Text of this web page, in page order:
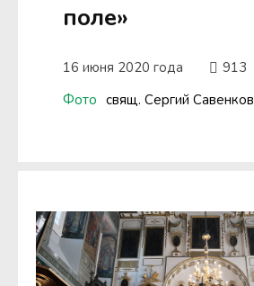
поле»
16 июня 2020 года
913
Фото свящ. Сергий Савенков